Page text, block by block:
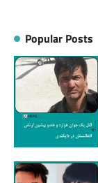
Popular Posts